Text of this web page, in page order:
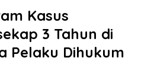
Kasus
3 Tahun di
Pelaku Dihukum